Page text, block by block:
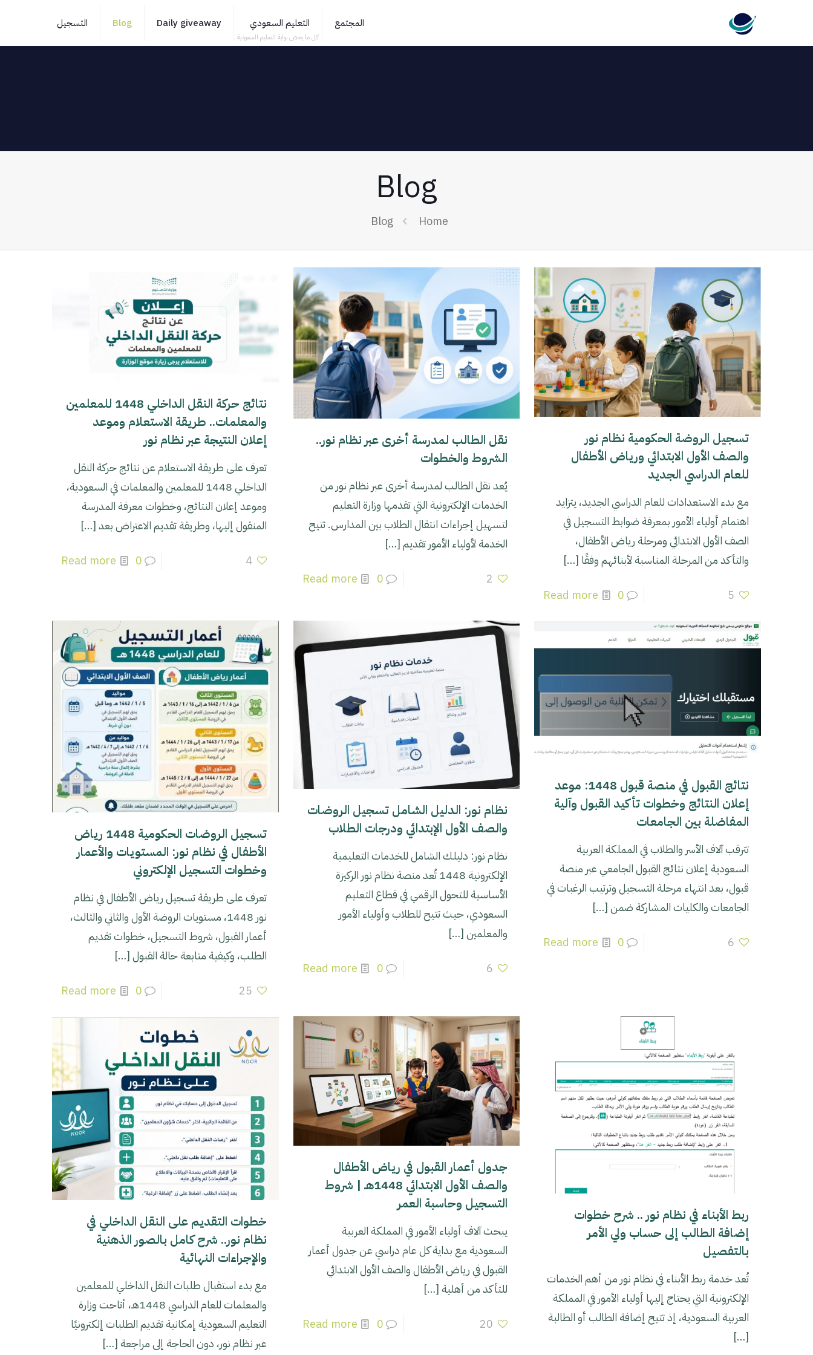
المجتمع التعليم السعودي
كل ما يخص بوابة التعليم السعودية
Daily giveaway
Blog التسجيل
Blog
Home
Blog
تسجيل الروضة الحكومية نظام نور
والصف الأول الابتدائي ورياض الأطفال
للعام الدراسي الجديد
مع بدء الاستعدادات للعام الدراسي الجديد، يتزايد
اهتمام أولياء الأمور بمعرفة ضوابط التسجيل في
الصف الأول الابتدائي ومرحلة رياض الأطفال،
والتأكد من المرحلة المناسبة لأبنائهم وفقًا […]
5
0
Read more
نقل الطالب لمدرسة أخرى عبر نظام نور..
الشروط والخطوات
يُعد نقل الطالب لمدرسة أخرى عبر نظام نور من
الخدمات الإلكترونية التي تقدمها وزارة التعليم
لتسهيل إجراءات انتقال الطلاب بين المدارس. تتيح
الخدمة لأولياء الأمور تقديم[…]
2
0
Read more
نتائج حركة النقل الداخلي 1448 للمعلمين
والمعلمات.. طريقة الاستعلام وموعد
إعلان النتيجة عبر نظام نور
تعرف على طريقة الاستعلام عن نتائج حركة النقل
الداخلي 1448 للمعلمين والمعلمات في السعودية،
وموعد إعلان النتائج، وخطوات معرفة المدرسة
المنقول إليها، وطريقة تقديم الاعتراض بعد[…]
4
0
Read more
نتائج القبول في منصة قبول 1448: موعد
إعلان النتائج وخطوات تأكيد القبول وآلية
المفاضلة بين الجامعات
تترقب آلاف الأسر والطلاب في المملكة العربية
السعودية إعلان نتائج القبول الجامعي عبر منصة
قبول، بعد انتهاء مرحلة التسجيل وترتيب الرغبات في
الجامعات والكليات المشاركة ضمن[…]
6
0
Read more
نظام نور: الدليل الشامل تسجيل الروضات
والصف الأول الإبتدائي ودرجات الطلاب
نظام نور: دليلك الشامل للخدمات التعليمية
الإلكترونية 1448 تُعد منصة نظام نور الركيزة
الأساسية للتحول الرقمي في قطاع التعليم
السعودي، حيث تتيح للطلاب وأولياء الأمور
والمعلمين[…]
6
0
Read more
تسجيل الروضات الحكومية 1448 رياض
الأطفال في نظام نور: المستويات والأعمار
وخطوات التسجيل الإلكتروني
تعرف على طريقة تسجيل رياض الأطفال في نظام
نور 1448، مستويات الروضة الأول والثاني والثالث،
أعمار القبول، شروط التسجيل، خطوات تقديم
الطلب، وكيفية متابعة حالة القبول[…]
25
0
Read more
ربط الأبناء في نظام نور .. شرح خطوات
إضافة الطالب إلى حساب ولي الأمر
بالتفصيل
تُعد خدمة ربط الأبناء في نظام نور من أهم الخدمات
الإلكترونية التي يحتاج إليها أولياء الأمور في المملكة
العربية السعودية، إذ تتيح إضافة الطالب أو الطالبة
[…]
جدول أعمار القبول في رياض الأطفال
والصف الأول الابتدائي 1448هـ | شروط
التسجيل وحاسبة العمر
يبحث آلاف أولياء الأمور في المملكة العربية
السعودية مع بداية كل عام دراسي عن جدول أعمار
القبول في رياض الأطفال والصف الأول الابتدائي
للتأكد من أهلية[…]
20
0
Read more
خطوات التقديم على النقل الداخلي في
نظام نور.. شرح كامل بالصور الذهنية
والإجراءات النهائية
مع بدء استقبال طلبات النقل الداخلي للمعلمين
والمعلمات للعام الدراسي 1448هـ، أتاحت وزارة
التعليم السعودية إمكانية تقديم الطلبات إلكترونيًا
عبر نظام نور، دون الحاجة إلى مراجعة[…]